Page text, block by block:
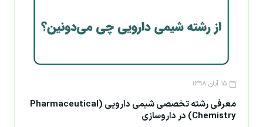
۱۵ آبان ۱۳۹۸
معرفی رشته تخصصی شیمی دارویی (Pharmaceutical
Chemistry) در داروسازی